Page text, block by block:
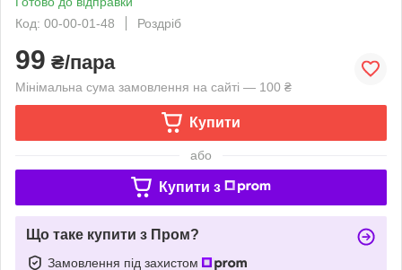
Код: 00-00-01-48
Роздріб
99 ₴/пара
Мінімальна сума замовлення на сайті — 100 ₴
Купити
або
Купити з
Що таке купити з Пром?
Замовлення під захистом